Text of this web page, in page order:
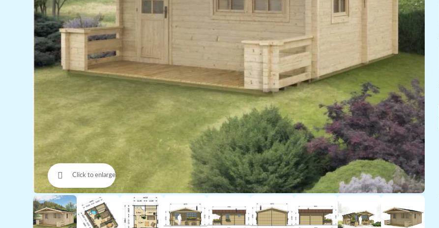
Click to enlarge